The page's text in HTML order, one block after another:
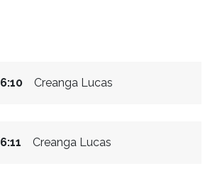
Creanga Lucas
6:10
Creanga Lucas
6:11